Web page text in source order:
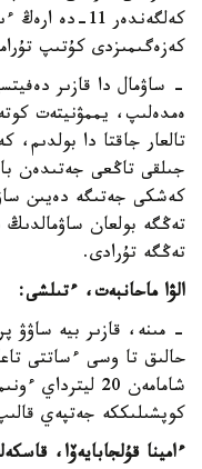
كەزەگىمىزدى كۇتىپ
- ساۋمال دا قازىر
ەمدەلىپ، يممۋنيتەت
تالعار جاقتا دا
جىلقى تاڭعى جەتىدەن
تەڭگە تۇرادى.
الۋا ماحانبەت، ءتىلشى:
- مىنە، قازىر بيە ساۋۋ
شامامەن 20
كوپشىلىككە جەتپەي
ءامينا قۇلجابايەۆا،